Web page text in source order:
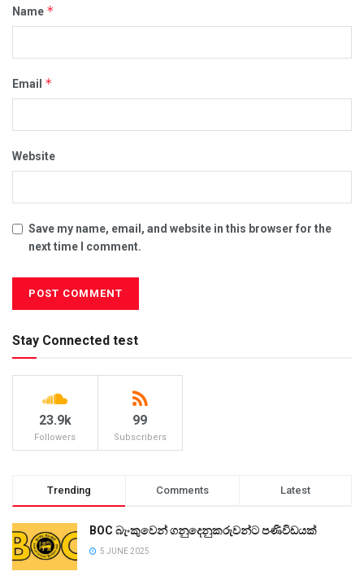
Name *
Email *
Website
Save my name, email, and website in this browser for the
next time I comment.
Stay Connected test
23.9k
Followers
99
Subscribers
Trending Comments Latest
BOC බැංකුවෙන් ගනුදෙනුකරුවන්ට පණිවිඩයක්
5 JUNE 2025